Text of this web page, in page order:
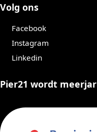
Volg ons
Facebook
Instagram
Linkedin
Pier21 wordt